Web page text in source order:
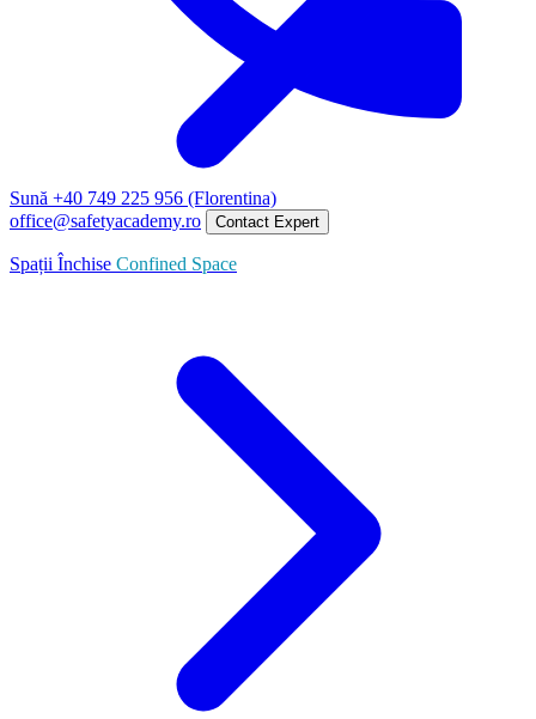
Sună +40 749 225 956 (Florentina)
office@safetyacademy.ro
Contact Expert
Spații Închise Confined Space